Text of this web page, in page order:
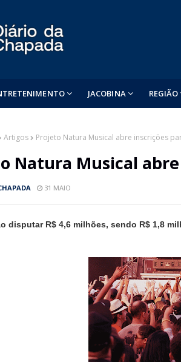
JACOBINA REGIÃO
Artigos Projeto Natura Musical abre inscrições
Natura Musical
31 MAIO
disputar R$ 4,6 milhões, sendo R$ 1,8